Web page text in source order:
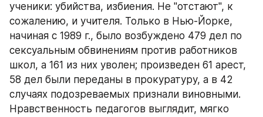
ученики: убийства, избиения. Не "отстают", к
сожалению, и учителя. Только в Нью-Йорке,
начиная с 1989 г., было возбуждено 479 дел по
сексуальным обвинениям против работников
школ, а 161 из них уволен; произведен 61 арест,
58 дел были переданы в прокуратуру, а в 42
случаях подозреваемых признали виновными.
Нравственность педагогов выглядит, мягко